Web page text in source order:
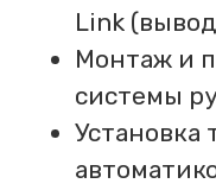
Link
Монтаж и
системы
Установка